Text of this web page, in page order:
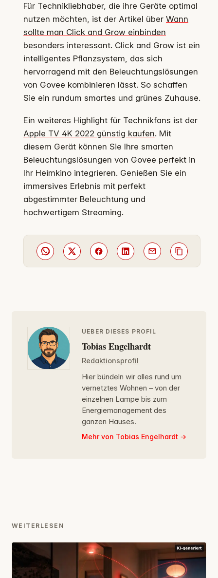
Für Technikliebhaber, die ihre Geräte optimal
nutzen möchten, ist der Artikel über Wann
sollte man Click and Grow einbinden
besonders interessant. Click and Grow ist ein
intelligentes Pflanzsystem, das sich
hervorragend mit den Beleuchtungslösungen
von Govee kombinieren lässt. So schaffen
Sie ein rundum smartes und grünes Zuhause.
Ein weiteres Highlight für Technikfans ist der
Apple TV 4K 2022 günstig kaufen. Mit
diesem Gerät können Sie Ihre smarten
Beleuchtungslösungen von Govee perfekt in
Ihr Heimkino integrieren. Genießen Sie ein
immersives Erlebnis mit perfekt
abgestimmter Beleuchtung und
hochwertigem Streaming.
UEBER DIESES PROFIL
Tobias Engelhardt
Redaktionsprofil
Hier bündeln wir alles rund um
vernetztes Wohnen – von der
einzelnen Lampe bis zum
Energiemanagement des
ganzen Hauses.
Mehr von Tobias Engelhardt
WEITERLESEN